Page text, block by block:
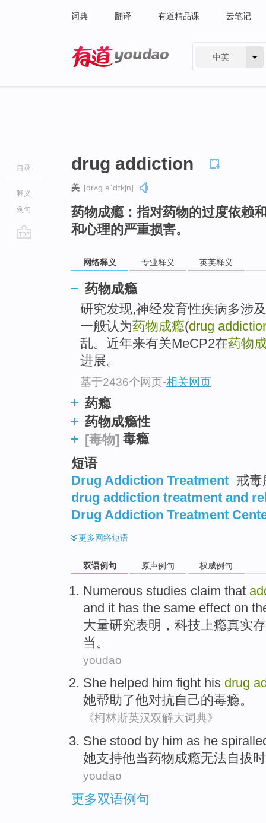
词典 翻译 有道精品课 云笔记
中英
目录
释义
例句
drug addiction
美 [drʌɡ əˈdɪkʃn]
药物成瘾：指对药物的过度依赖
和心理的严重损害。
网络释义 专业释义 英英释义
药物成瘾
研究发现,神经发育性疾病多涉
一般认为药物成瘾(drug
乱。近年来有关MeCP2在药物
进展。
基于2436个网页-相关网页
药瘾
药物成瘾性
[毒物] 毒瘾
短语
Drug Addiction Treatment 戒毒
drug addiction treatment and
Drug Addiction Treatment
更多网络短语
双语例句 原声例句 权威例句
Numerous studies claim that
and it has the same effect on
大量研究表明 ， 科技 上瘾真实
当。
youdao
She helped him fight his drug
她帮助了他对抗自己的毒瘾。
《柯林斯英汉双解大词典》
She stood by him as he
她支持他当药物成瘾无法自拔
youdao
更多双语例句